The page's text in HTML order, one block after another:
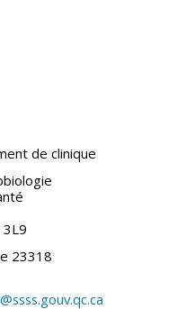
de clinique
3L9
23318